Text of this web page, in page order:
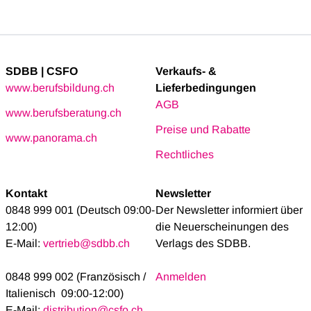
SDBB | CSFO
www.berufsbildung.ch
www.berufsberatung.ch
www.panorama.ch
Verkaufs- &
Lieferbedingungen
AGB
Preise und Rabatte
Rechtliches
Kontakt
0848 999 001 (Deutsch 09:00-
12:00)
E-Mail: vertrieb@sdbb.ch
0848 999 002 (Französisch /
Italienisch 09:00-12:00)
Newsletter
Der Newsletter informiert über
die Neuerscheinungen des
Verlags des SDBB.
Anmelden